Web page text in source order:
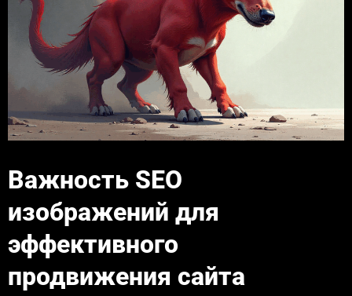
Важность SEO
изображений для
эффективного
продвижения сайта